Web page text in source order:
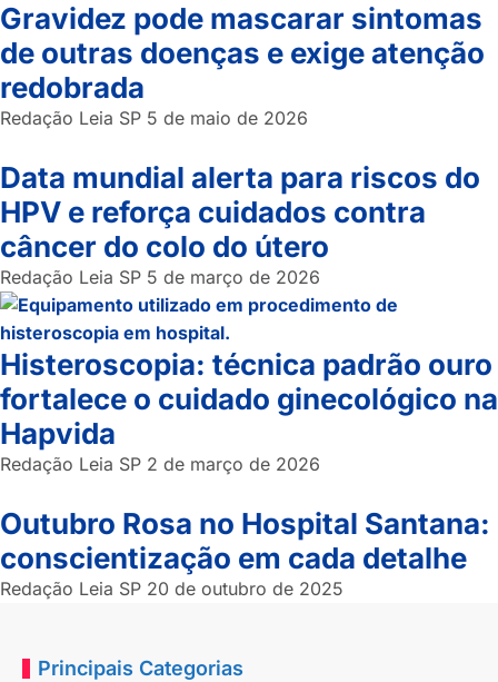
Gravidez pode mascarar sintomas
de outras doenças e exige atenção
redobrada
Redação Leia SP 5 de maio de 2026
Data mundial alerta para riscos do
HPV e reforça cuidados contra
câncer do colo do útero
Redação Leia SP 5 de março de 2026
Histeroscopia: técnica padrão ouro
fortalece o cuidado ginecológico na
Hapvida
Redação Leia SP 2 de março de 2026
Outubro Rosa no Hospital Santana:
conscientização em cada detalhe
Redação Leia SP 20 de outubro de 2025
Principais Categorias